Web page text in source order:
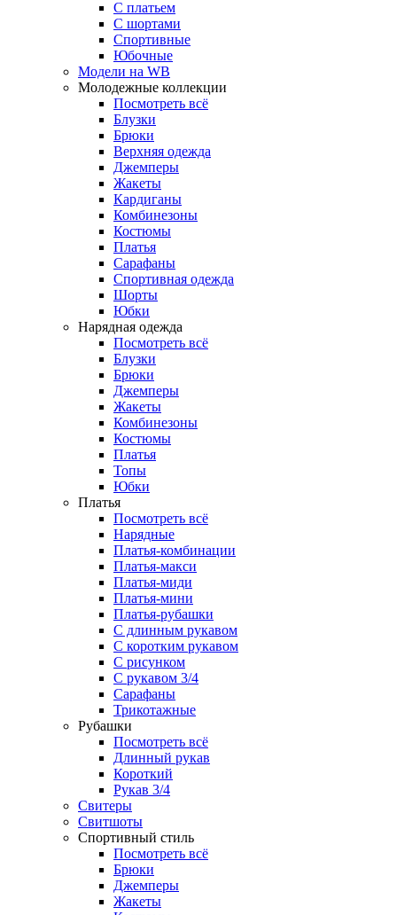
С платьем
С шортами
Спортивные
Юбочные
Модели на WB
Молодежные коллекции
Посмотреть всё
Блузки
Брюки
Верхняя одежда
Джемперы
Жакеты
Кардиганы
Комбинезоны
Костюмы
Платья
Сарафаны
Спортивная одежда
Шорты
Юбки
Нарядная одежда
Посмотреть всё
Блузки
Брюки
Джемперы
Жакеты
Комбинезоны
Костюмы
Платья
Топы
Юбки
Платья
Посмотреть всё
Нарядные
Платья-комбинации
Платья-макси
Платья-миди
Платья-мини
Платья-рубашки
С длинным рукавом
С коротким рукавом
С рисунком
С рукавом 3/4
Сарафаны
Трикотажные
Рубашки
Посмотреть всё
Длинный рукав
Короткий
Рукав 3/4
Свитеры
Свитшоты
Спортивный стиль
Посмотреть всё
Брюки
Джемперы
Жакеты